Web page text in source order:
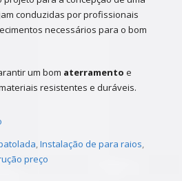
conduzidas por profissionais
necessários para o bom
um bom aterramento e
resistentes e duráveis.
,Instalação de para raios,
preço